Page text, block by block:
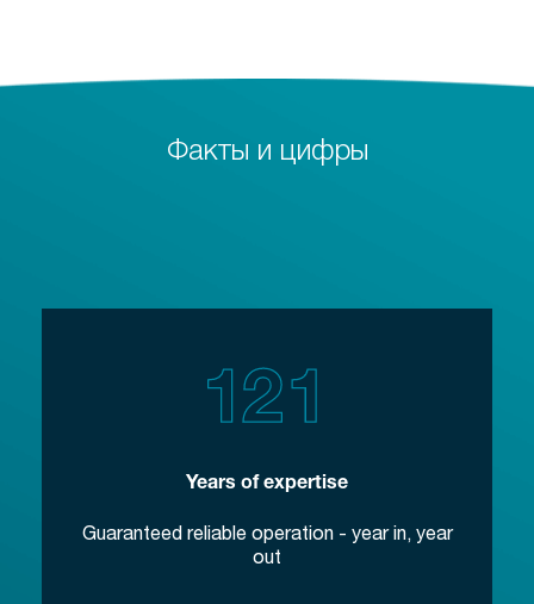
Факты и цифры
Years of expertise
Guaranteed reliable operation - year in, year
out